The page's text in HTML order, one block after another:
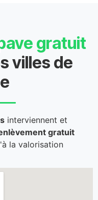
gratuit
villes de
interviennent et
gratuit
la valorisation